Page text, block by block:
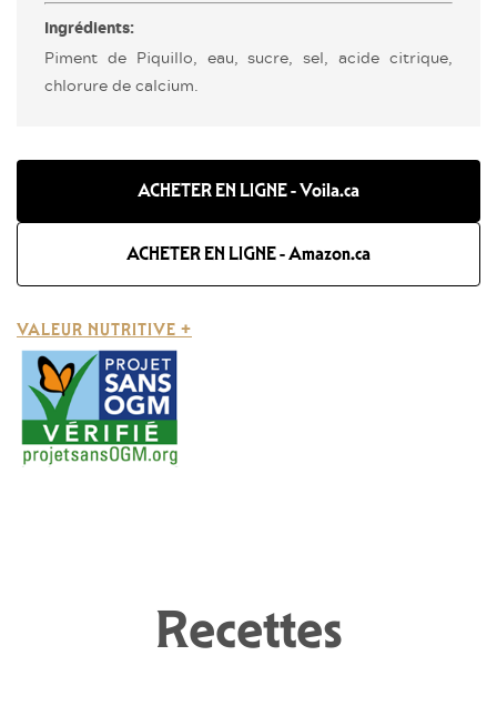
Ingrédients:
Piment de Piquillo, eau, sucre, sel, acide citrique,
chlorure de calcium.
ACHETER EN LIGNE - Voila.ca
ACHETER EN LIGNE - Amazon.ca
VALEUR NUTRITIVE +
Recettes